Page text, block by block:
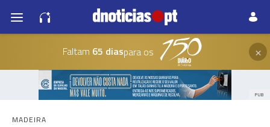
Faltam 65 diaspara os ×
PUB
MADEIRA